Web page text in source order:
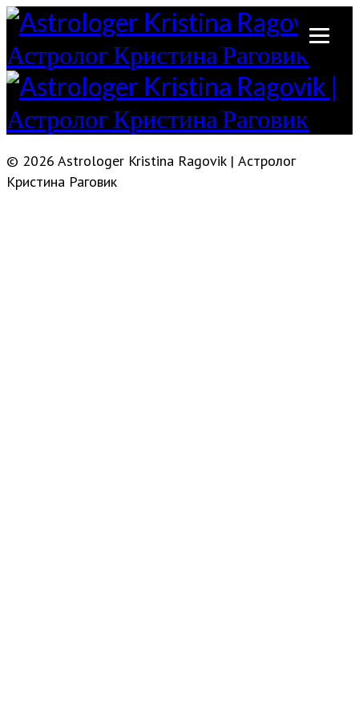
© 2026 Astrologer Kristina Ragovik | Астролог
Кристина Раговик